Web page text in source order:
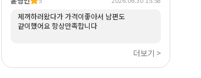
제꺼하러왔다가 가격이좋아서 남편도
같이했어요 항상만족합니다
더보기 >